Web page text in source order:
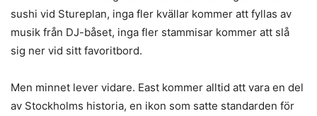
sushi vid Stureplan, inga fler kvällar kommer att fyllas av
musik från DJ-båset, inga fler stammisar kommer att slå
sig ner vid sitt favoritbord.
Men minnet lever vidare. East kommer alltid att vara en del
av Stockholms historia, en ikon som satte standarden för